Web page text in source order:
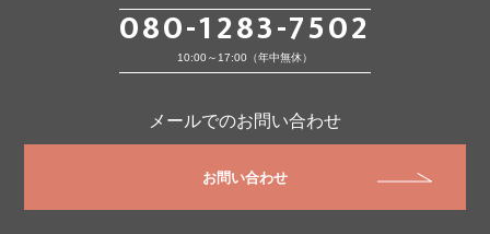
080-1283-7502
10:00～17:00（年中無休）
メールでのお問い合わせ
お問い合わせ